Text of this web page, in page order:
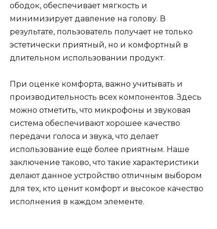
ободок, обеспечивает мягкость и
минимизирует давление на голову. В
результате, пользователь получает не только
эстетически приятный, но и комфортный в
длительном использовании продукт.
При оценке комфорта, важно учитывать и
производительность всех компонентов. Здесь
можно отметить, что микрофоны и звуковая
система обеспечивают хорошее качество
передачи голоса и звука, что делает
использование ещё более приятным. Наше
заключение таково, что такие характеристики
делают данное устройство отличным выбором
для тех, кто ценит комфорт и высокое качество
исполнения в каждом элементе.